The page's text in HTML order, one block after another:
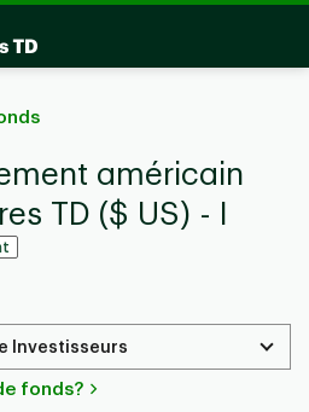
américain
TD ($ US) - I
Investisseurs
fonds?